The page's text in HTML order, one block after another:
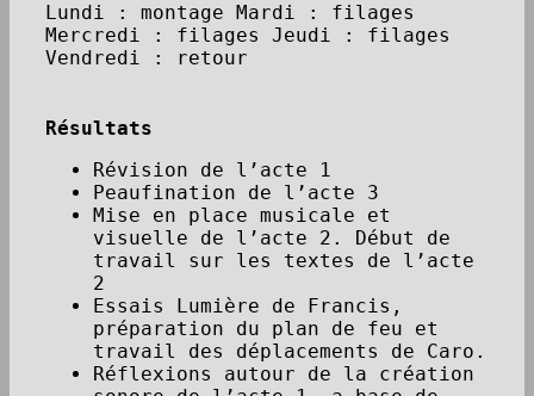
Lundi : montage Mardi : filages
Mercredi : filages Jeudi : filages
Vendredi : retour
Résultats
Révision de l’acte 1
Peaufination de l’acte 3
Mise en place musicale et
visuelle de l’acte 2. Début de
travail sur les textes de l’acte
2
Essais Lumière de Francis,
préparation du plan de feu et
travail des déplacements de Caro.
Réflexions autour de la création